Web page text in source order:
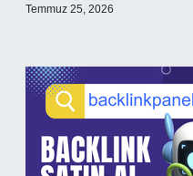
Temmuz 25, 2026